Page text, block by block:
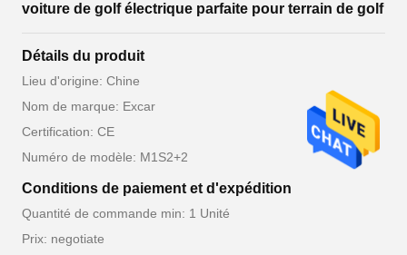
voiture de golf électrique parfaite pour terrain de golf
Détails du produit
Lieu d'origine: Chine
Nom de marque: Excar
Certification: CE
Numéro de modèle: M1S2+2
Conditions de paiement et d'expédition
Quantité de commande min: 1 Unité
Prix: negotiate